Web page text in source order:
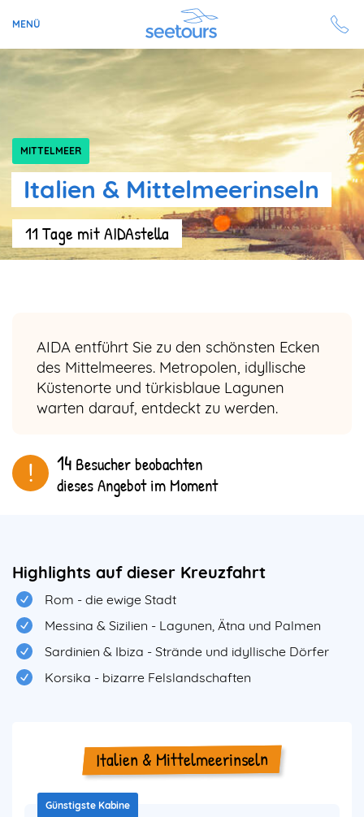
MENÜ
Seetours
Ratgeber
Schiffe
Reisesuche
MITTELMEER
Italien & Mittelmeerinseln
11 Tage mit AIDAstella
AIDA entführt Sie zu den schönsten Ecken
des Mittelmeeres. Metropolen, idyllische
Küstenorte und türkisblaue Lagunen
warten darauf, entdeckt zu werden.
! 14 Besucher beobachten
dieses Angebot im Moment
&
Teaser
Highlights auf dieser Kreuzfahrt
Rom - die ewige Stadt
Messina & Sizilien - Lagunen, Ätna und Palmen
Sardinien & Ibiza - Strände und idyllische Dörfer
Korsika - bizarre Felslandschaften
Italien & Mittelmeerinseln
Günstigste Kabine